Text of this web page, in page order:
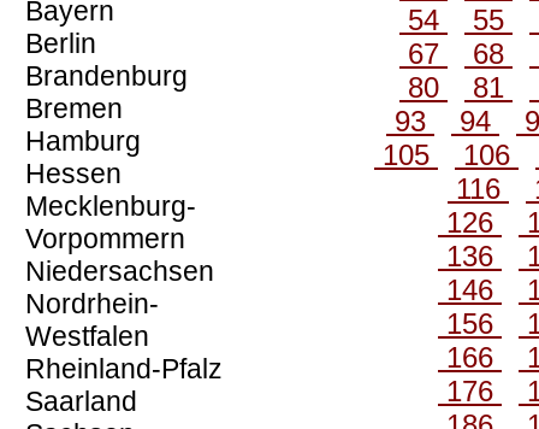
Bayern
Berlin
Brandenburg
Bremen
Hamburg
Hessen
Mecklenburg-
Vorpommern
Niedersachsen
Nordrhein-
Westfalen
Rheinland-Pfalz
Saarland
54
55
67
68
80
81
93
94
105
106
116
126
136
146
156
166
176